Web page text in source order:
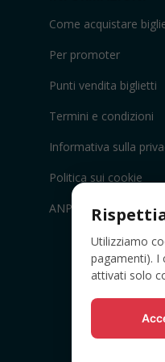
Come acquistare
Per promoter
Punti vendita biglietti
Termini e condizioni
Informativa sulla
Politica sui cookie
ANPC
Utilizziamo
pagamenti). I
attivati solo